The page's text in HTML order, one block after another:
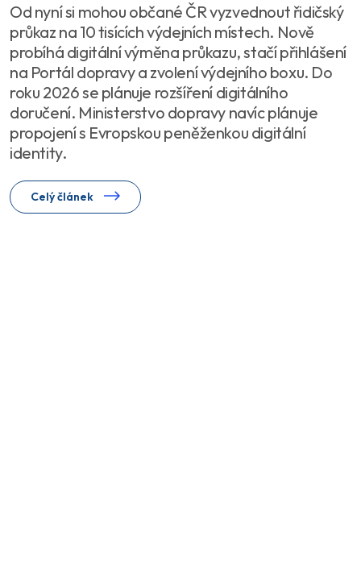
Od nyní si mohou občané ČR vyzvednout řidičský
průkaz na 10 tisících výdejních místech. Nově
probíhá digitální výměna průkazu, stačí přihlášení
na Portál dopravy a zvolení výdejního boxu. Do
roku 2026 se plánuje rozšíření digitálního
doručení. Ministerstvo dopravy navíc plánuje
propojení s Evropskou peněženkou digitální
identity.
Celý článek